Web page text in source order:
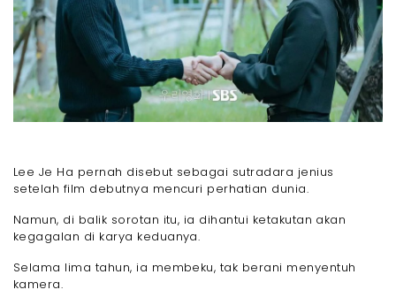
Lee Je Ha pernah disebut sebagai sutradara jenius
setelah film debutnya mencuri perhatian dunia.
Namun, di balik sorotan itu, ia dihantui ketakutan akan
kegagalan di karya keduanya.
Selama lima tahun, ia membeku, tak berani menyentuh
kamera.